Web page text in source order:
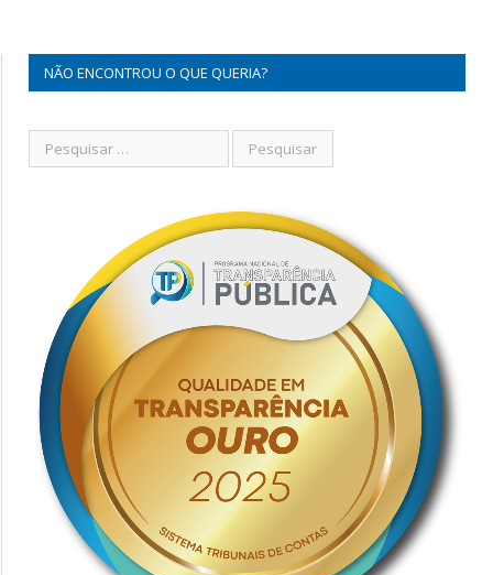
NÃO ENCONTROU O QUE QUERIA?